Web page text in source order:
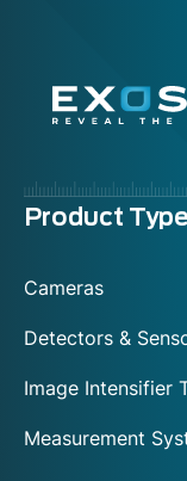
Menu
Product
Cameras
Detectors &
Image Intensifier
Measurement